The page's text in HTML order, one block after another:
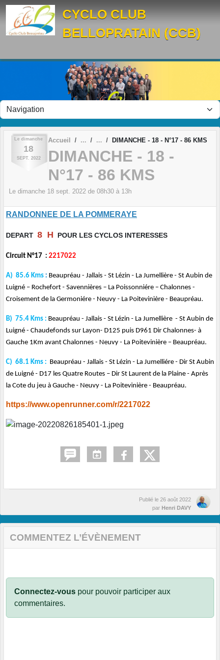
CYCLO CLUB
BELLOPRATAIN (CCB)
Le dimanche
18
SEPT. 2022
Accueil DIMANCHE - 18 - N°17 - 86 KMS
DIMANCHE - 18 -
N°17 - 86 KMS
Le dimanche 18 sept. 2022 de 08h30 à 13h
RANDONNEE DE LA POMMERAYE
DEPART 8 H POUR LES CYCLOS INTERESSES
Circuit N°17 : 2217022
A) 85.6 Kms : Beaupréau - Jallais - St Lézin - La Jumellière - St Aubin de
Luigné – Rochefort - Savennières – La Poissonniére – Chalonnes -
Croisement de la Germoniére - Neuvy - La Poitevinière - Beaupréau.
B) 75.4 Kms : Beaupréau - Jallais - St Lézin - La Jumellière - St Aubin de
Luigné - Chaudefonds sur Layon- D125 puis D961 Dir Chalonnes- à
Gauche 1Km avant Chalonnes - Neuvy - La Poitevinière – Beaupréau.
C) 68.1 Kms : Beaupréau - Jallais - St Lézin - La Jumelliére - Dir St Aubin
de Luigné - D17 les Quatre Routes – Dir St Laurent de la Plaine - Après
la Cote du jeu à Gauche - Neuvy - La Poitevinière - Beaupréau.
https://www.openrunner.com/r/2217022
Publié le 26 août 2022
par Henri DAVY
COMMENTEZ L’ÉVÈNEMENT
Connectez-vous pour pouvoir participer aux
commentaires.
Panneau de gestion des cookies